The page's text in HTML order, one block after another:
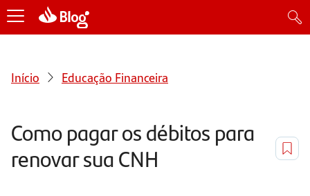
Início Educação Financeira
Como pagar os débitos para
renovar sua CNH